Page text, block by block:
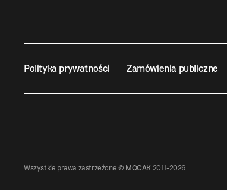
Polityka prywatności Zamówienia publiczne
Wszystkie prawa zastrzeżone © MOCAK 2011-2026